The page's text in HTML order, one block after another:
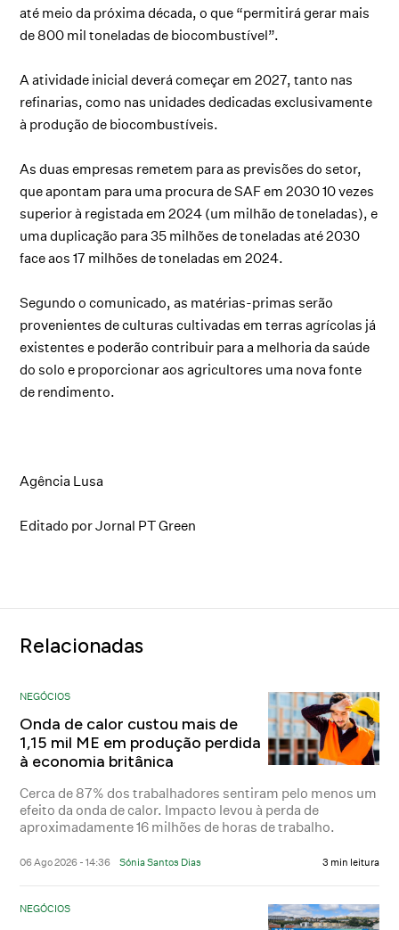
até meio da próxima década, o que “permitirá gerar mais
de 800 mil toneladas de biocombustível”.
A atividade inicial deverá começar em 2027, tanto nas
refinarias, como nas unidades dedicadas exclusivamente
à produção de biocombustíveis.
As duas empresas remetem para as previsões do setor,
que apontam para uma procura de SAF em 2030 10 vezes
superior à registada em 2024 (um milhão de toneladas), e
uma duplicação para 35 milhões de toneladas até 2030
face aos 17 milhões de toneladas em 2024.
Segundo o comunicado, as matérias-primas serão
provenientes de culturas cultivadas em terras agrícolas já
existentes e poderão contribuir para a melhoria da saúde
do solo e proporcionar aos agricultores uma nova fonte
de rendimento.
Agência Lusa
Editado por Jornal PT Green
Relacionadas
NEGÓCIOS
Onda de calor custou mais de
1,15 mil ME em produção perdida
à economia britânica
Cerca de 87% dos trabalhadores sentiram pelo menos um
efeito da onda de calor. Impacto levou à perda de
aproximadamente 16 milhões de horas de trabalho.
06 Ago 2026 - 14:36 Sónia Santos Dias 3 min leitura
NEGÓCIOS